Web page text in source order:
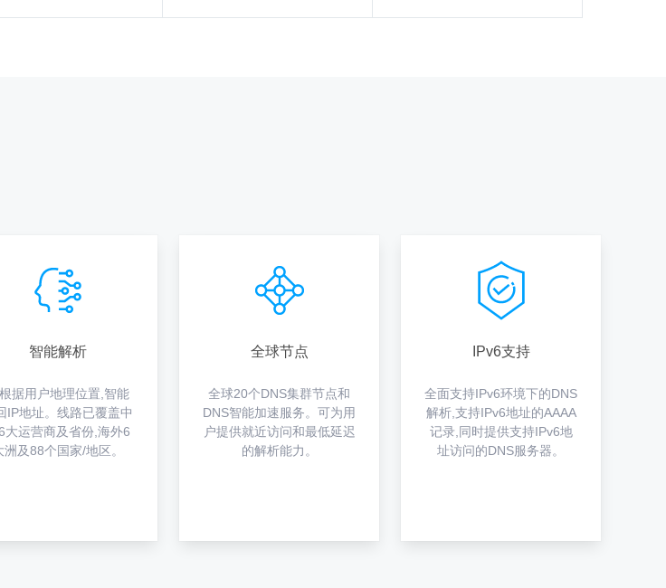
智能解析
据用户地理位置,智能
IP地址。线路已覆盖中
大运营商及省份,海外6
洲及88个国家/地区。
全球节点
全球20个DNS集群节点和
DNS智能加速服务。可为用
户提供就近访问和最低延迟
的解析能力。
IPv6支持
全面支持IPv6环境下的DNS
解析,支持IPv6地址的AAAA
记录,同时提供支持IPv6地
址访问的DNS服务器。